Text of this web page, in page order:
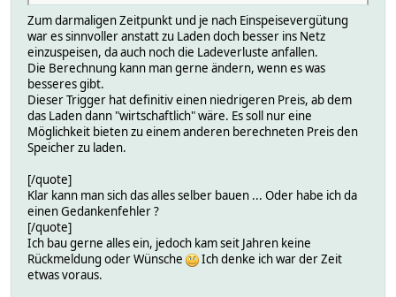
Zum darmaligen Zeitpunkt und je nach Einspeisevergütung
war es sinnvoller anstatt zu Laden doch besser ins Netz
einzuspeisen, da auch noch die Ladeverluste anfallen.
Die Berechnung kann man gerne ändern, wenn es was
besseres gibt.
Dieser Trigger hat definitiv einen niedrigeren Preis, ab dem
das Laden dann "wirtschaftlich" wäre. Es soll nur eine
Möglichkeit bieten zu einem anderen berechneten Preis den
Speicher zu laden.
[/quote]
Klar kann man sich das alles selber bauen ... Oder habe ich da
einen Gedankenfehler ?
[/quote]
Ich bau gerne alles ein, jedoch kam seit Jahren keine
Rückmeldung oder Wünsche
Ich denke ich war der Zeit
etwas voraus.